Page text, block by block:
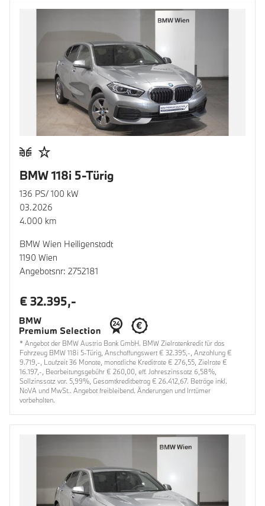
BMW 118i 5-Türig
136 PS/ 100 kW
03.2026
4.000 km
BMW Wien Heiligenstadt
1190 Wien
Angebotsnr: 2752181
€ 32.395,-
* Angebot der BMW Austria Bank GmbH. BMW Zielratenkredit für das
Fahrzeug BMW 118i 5-Türig, Anschaffungswert € 32.395,-, Anzahlung €
9.719,-, Laufzeit 36 Monate, monatliche Kreditrate € 276,55, Zielrate €
16.197,-, Bearbeitungsgebühr € 260,00, eff. Jahreszinssatz 6,58%,
Sollzinssatz var. 5,99%, Gesamtkreditbetrag € 26.412,67. Beträge inkl.
NoVA und MwSt.. Angebot freibleibend. Änderungen und Irrtümer
vorbehalten.